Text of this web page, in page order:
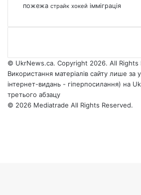
пожежа страйк хокей імміграція
© UkrNews.ca. Copyright 2026. All Rights
Використання матеріалів сайту лише
інтернет-видань - гіперпосилання) на
третього абзацу
© 2026 Mediatrade All Rights Reserved.